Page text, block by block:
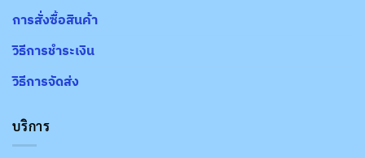
การสั่งซื้อสินค้า
วิธีการชำระเงิน
วิธีการจัดส่ง
บริการ